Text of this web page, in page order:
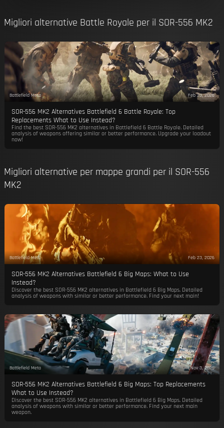
Migliori alternative Battle Royale per il SOR-556 MK2
Battlefield Meta Feb 23, 2026
SOR-556 MK2 Alternatives Battlefield 6 Battle Royale: Top
Replacements What to Use Instead?
Find the best SOR-556 MK2 alternatives in Battlefield 6 Battle Royale. Detailed
analysis of weapons offering similar or better performance. Upgrade your loadout
now!
Migliori alternative per mappe grandi per il SOR-556
MK2
Battlefield Meta Feb 23, 2026
SOR-556 MK2 Alternatives Battlefield 6 Big Maps: What to Use
Instead?
Discover the best SOR-556 MK2 alternatives in Battlefield 6 Big Maps. Detailed
analysis of weapons with similar or better performance. Find your next main!
Battlefield Meta Nov 3, 2025
SOR-556 MK2 Alternatives Battlefield 6 Big Maps: Top Replacements
What to Use Instead?
Discover the best SOR-556 MK2 alternatives in Battlefield 6 Big Maps. Detailed
analysis of weapons with similar or better performance. Find your next main
weapon.